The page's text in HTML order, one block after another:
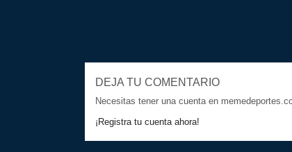
DEJA TU COMENTARIO
Necesitas tener una cuenta en
¡Registra tu cuenta ahora!